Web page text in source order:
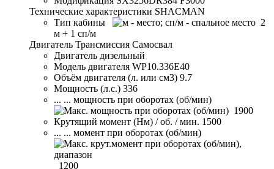
Технические характеристики SHACMAN
Тип кабины
2
м + 1 сп/м
Двигатель Трансмиссия Самосвал
Двигатель дизельный
Модель двигателя WP10.336E40
Объём двигателя (л. или см3) 9.7
Мощность (л.с.) 336
... ... мощность при оборотах (об/мин)
1900
Крутящий момент (Нм) / об. / мин. 1500
... ... момент при оборотах (об/мин)
1200